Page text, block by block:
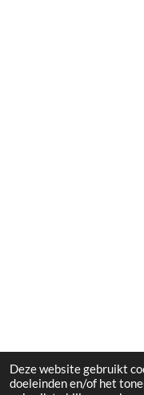
Deze website gebruikt
doeleinden en/of het